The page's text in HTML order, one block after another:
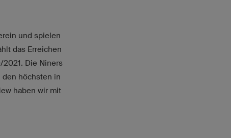
und spielen
das Erreichen
Die Niners
den höchsten in
haben wir mit